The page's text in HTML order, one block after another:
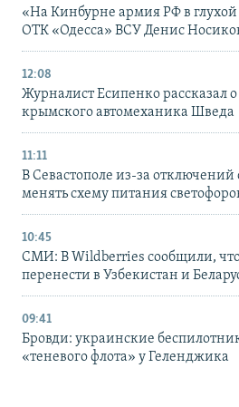
«На Кинбурне армия РФ в
ОТК «Одесса» ВСУ Денис
12:08
Журналист Есипенко рассказал
крымского автомеханика Шведа
11:11
В Севастополе из-за отключений
менять схему питания
10:45
СМИ: В Wildberries сообщили, что
перенести в Узбекистан и
09:41
Бровди: украинские
«теневого флота» у Геленджика